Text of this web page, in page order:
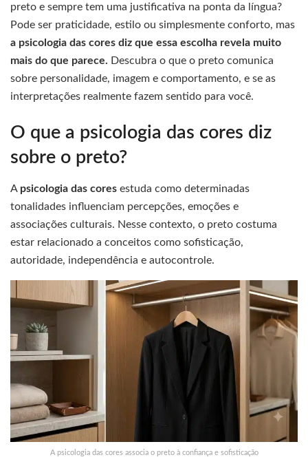
preto e sempre tem uma justificativa na ponta da língua?
Pode ser praticidade, estilo ou simplesmente conforto, mas
a psicologia das cores diz que essa escolha revela muito
mais do que parece. Descubra o que o preto comunica
sobre personalidade, imagem e comportamento, e se as
interpretações realmente fazem sentido para você.
O que a psicologia das cores diz
sobre o preto?
A psicologia das cores estuda como determinadas
tonalidades influenciam percepções, emoções e
associações culturais. Nesse contexto, o preto costuma
estar relacionado a conceitos como sofisticação,
autoridade, independência e autocontrole.
A psicologia das cores associa o preto à confiança e sofisticação